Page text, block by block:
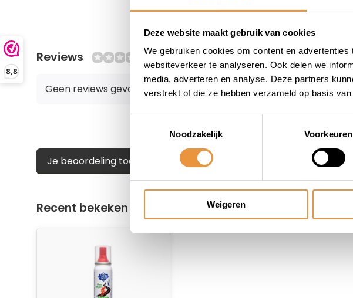
Deze website maakt gebruik van cookies
We gebruiken cookies om content en
websiteverkeer te analyseren. Ook delen we
media, adverteren en analyse. Deze partners
verstrekt of die ze hebben verzameld op basis
Noodzakelijk
Voorkeuren
Weigeren
8,8
Reviews 0/10
Geen reviews gevonden
Je beoordeling toevoegen
Recent bekeken